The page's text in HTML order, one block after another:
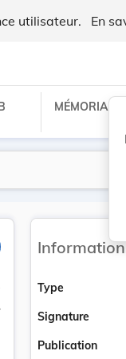
utilisateur. En
MÉMORIAL C
Type
Signature
Publication